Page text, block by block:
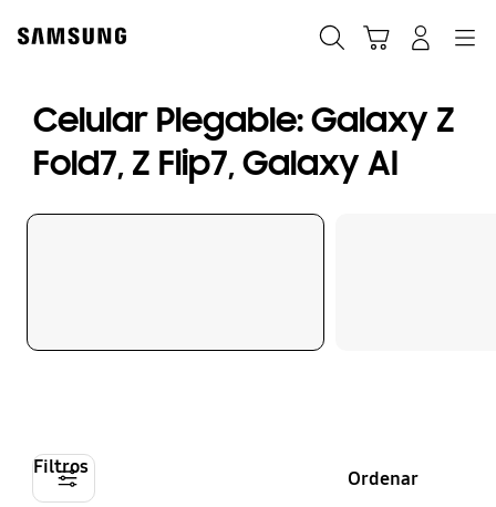
content
Celular Plegable: Galaxy Z
Fold7, Z Flip7, Galaxy AI
Filtros Ordenar